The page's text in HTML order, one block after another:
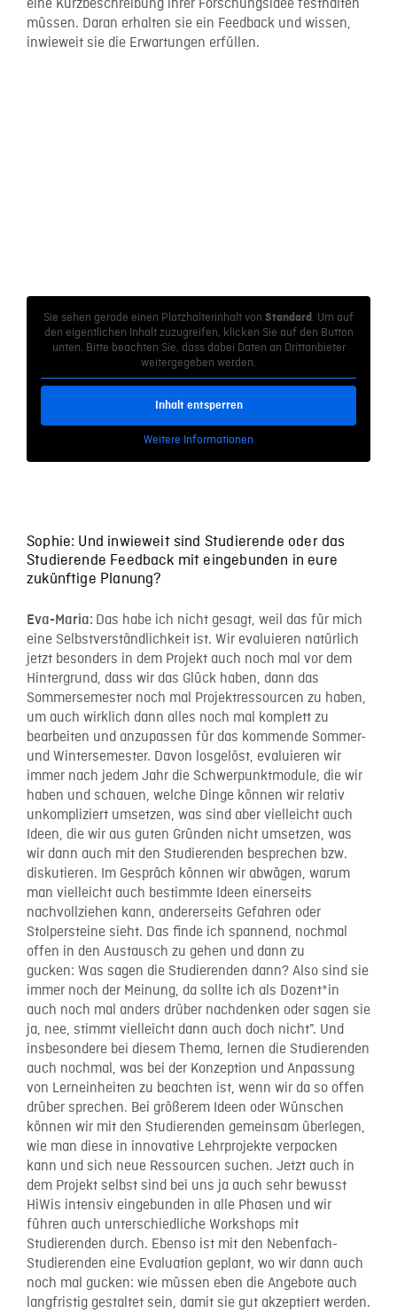
eine Kurzbeschreibung ihrer Forschungsidee festhalten
müssen. Daran erhalten sie ein Feedback und wissen,
inwieweit sie die Erwartungen erfüllen.
Sie sehen gerade einen Platzhalterinhalt von Standard . Um auf
den eigentlichen Inhalt zuzugreifen, klicken Sie auf den Button
unten. Bitte beachten Sie, dass dabei Daten an Drittanbieter
weitergegeben werden.
Inhalt entsperren
Weitere Informationen
Sophie: Und inwieweit sind Studierende oder das
Studierende Feedback mit eingebunden in eure
zukünftige Planung?
Eva-Maria: Das habe ich nicht gesagt, weil das für mich
eine Selbstverständlichkeit ist. Wir evaluieren natürlich
jetzt besonders in dem Projekt auch noch mal vor dem
Hintergrund, dass wir das Glück haben, dann das
Sommersemester noch mal Projektressourcen zu haben,
um auch wirklich dann alles noch mal komplett zu
bearbeiten und anzupassen für das kommende Sommer-
und Wintersemester. Davon losgelöst, evaluieren wir
immer nach jedem Jahr die Schwerpunktmodule, die wir
haben und schauen, welche Dinge können wir relativ
unkompliziert umsetzen, was sind aber vielleicht auch
Ideen, die wir aus guten Gründen nicht umsetzen, was
wir dann auch mit den Studierenden besprechen bzw.
diskutieren. Im Gespräch können wir abwägen, warum
man vielleicht auch bestimmte Ideen einerseits
nachvollziehen kann, andererseits Gefahren oder
Stolpersteine sieht. Das finde ich spannend, nochmal
offen in den Austausch zu gehen und dann zu
gucken: Was sagen die Studierenden dann? Also sind sie
immer noch der Meinung, da sollte ich als Dozent*in
auch noch mal anders drüber nachdenken oder sagen sie
ja, nee, stimmt vielleicht dann auch doch nicht”. Und
insbesondere bei diesem Thema, lernen die Studierenden
auch nochmal, was bei der Konzeption und Anpassung
von Lerneinheiten zu beachten ist, wenn wir da so offen
drüber sprechen. Bei größerem Ideen oder Wünschen
können wir mit den Studierenden gemeinsam überlegen,
wie man diese in innovative Lehrprojekte verpacken
kann und sich neue Ressourcen suchen. Jetzt auch in
dem Projekt selbst sind bei uns ja auch sehr bewusst
HiWis intensiv eingebunden in alle Phasen und wir
führen auch unterschiedliche Workshops mit
Studierenden durch. Ebenso ist mit den Nebenfach-
Studierenden eine Evaluation geplant, wo wir dann auch
noch mal gucken: wie müssen eben die Angebote auch
langfristig gestaltet sein, damit sie gut akzeptiert werden.